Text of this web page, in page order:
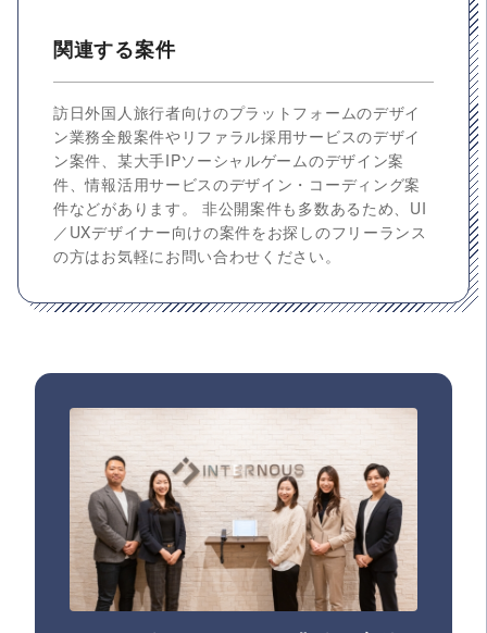
関連する案件
訪日外国人旅行者向けのプラットフォームのデザイ
ン業務全般案件やリファラル採用サービスのデザイ
ン案件、某大手IPソーシャルゲームのデザイン案
件、情報活用サービスのデザイン・コーディング案
件などがあります。 非公開案件も多数あるため、UI
／UXデザイナー向けの案件をお探しのフリーランス
の方はお気軽にお問い合わせください。